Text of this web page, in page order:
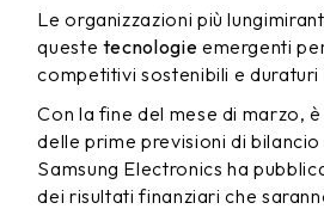
Le organizzazioni più
queste tecnologie emergenti
competitivi sostenibili e duraturi
Con la fine del mese di marzo,
delle prime previsioni di bilancio
Samsung Electronics ha
dei risultati finanziari che